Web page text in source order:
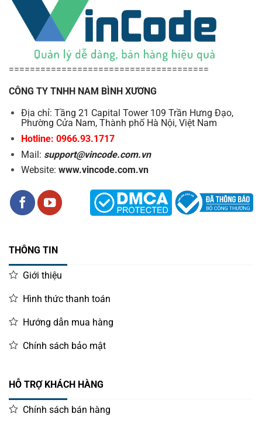
chuẩn, giúp tăng cường tính bảo mật khi truy cập hệ thống.
Tính năng này đặc biệt hữu ích trong việc quản lý truy cập
nhân viên, đảm bảo dữ liệu không bị truy cập trái phép và
bảo vệ thông tin doanh nghiệp.
Ứng Dụng Đa Dạng – Giải Pháp Quản Lý Kho
Hiệu Quả
Máy thu thập dữ liệu M2 Plus là công cụ lý tưởng hỗ trợ
quản lý kho, kiểm kê hàng hóa, vận chuyển và giao nhận
trong các lĩnh vực như bán lẻ, sản xuất, logistics, và nhiều
ngành công nghiệp khác. Thiết kế gọn nhẹ, tiện dụng cùng
các tính năng hiện đại giúp tối ưu hóa quy trình làm việc,
Đặt Mua Máy Thu Thập Dữ Liệu M2 Plus Ở Đâu?
Để sở hữu ngay thiết bị thông minh này, quý khách hàng có
kiểm kho PDA. Ngoài ra, đừng quên theo dõi
đánh giá sản phẩm và các giải pháp công nghệ quản lý
======================================
CÔNG TY TNHH NAM BÌNH XƯƠNG
Địa chỉ: Tầng 21 Capital Tower 109 Trần Hưng Đạo,
Phường Cửa Nam, Thành phố Hà Nội, Việt Nam
Hotline: 0966.93.1717
Mail: support@vincode.com.vn
Website: www.vincode.com.vn
THÔNG TIN
Giới thiệu
Hình thức thanh toán
Hướng dẫn mua hàng
Chính sách bảo mật
HỖ TRỢ KHÁCH HÀNG
Chính sách bán hàng